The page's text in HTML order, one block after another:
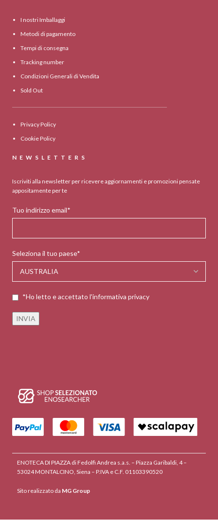
I nostri Imballaggi
Metodi di pagamento
Tempi di consegna
Tracking number
Condizioni Generali di Vendita
Sold Out
Privacy Policy
Cookie Policy
NEWSLETTERS
Iscriviti alla newsletter per ricevere aggiornamenti e promozioni pensate
appositamente per te
Tuo indirizzo email*
Seleziona il tuo paese*
*Ho letto e accettato l'informativa privacy
ENOTECA DI PIAZZA di Fedolfi Andrea s.a.s. – Piazza Garibaldi, 4 –
53024 MONTALCINO, Siena – P.IVA e C.F. 01103390520
Sito realizzato da MG Group